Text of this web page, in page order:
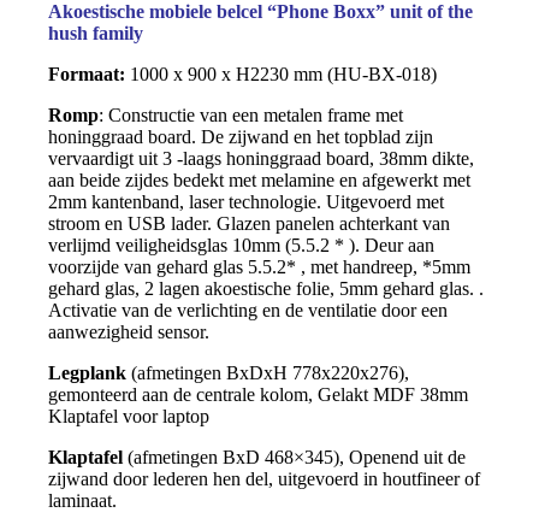
Akoestische mobiele belcel “Phone Boxx” unit of the
hush family
Formaat: 1000 x 900 x H2230 mm (HU-BX-018)
Romp: Constructie van een metalen frame met
honinggraad board. De zijwand en het topblad zijn
vervaardigt uit 3 -laags honinggraad board, 38mm dikte,
aan beide zijdes bedekt met melamine en afgewerkt met
2mm kantenband, laser technologie. Uitgevoerd met
stroom en USB lader. Glazen panelen achterkant van
verlijmd veiligheidsglas 10mm (5.5.2 * ). Deur aan
voorzijde van gehard glas 5.5.2* , met handreep, *5mm
gehard glas, 2 lagen akoestische folie, 5mm gehard glas. .
Activatie van de verlichting en de ventilatie door een
aanwezigheid sensor.
Legplank (afmetingen BxDxH 778x220x276),
gemonteerd aan de centrale kolom, Gelakt MDF 38mm
Klaptafel voor laptop
Klaptafel (afmetingen BxD 468×345), Openend uit de
zijwand door lederen hen del, uitgevoerd in houtfineer of
laminaat.